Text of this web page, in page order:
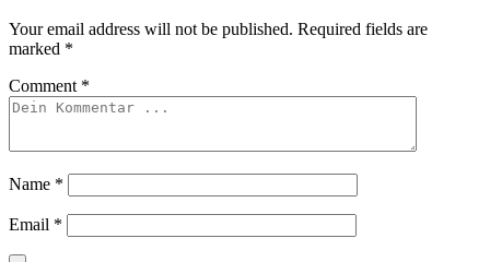
Your email address will not be published. Required fields are
marked *
Comment *
Name *
Email *